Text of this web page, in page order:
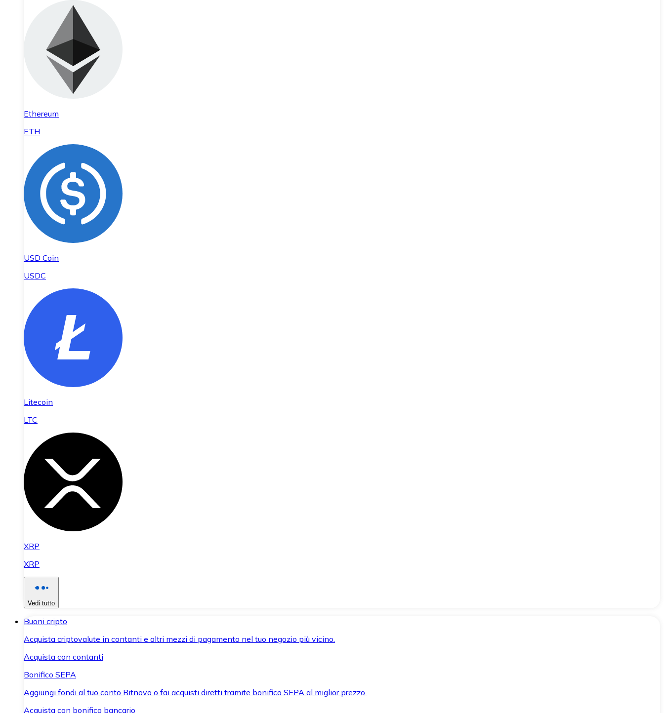
Ethereum
ETH
USD Coin
USDC
Litecoin
LTC
XRP
XRP
Vedi tutto
Buoni cripto
Acquista criptovalute in contanti e altri mezzi di pagamento nel tuo negozio più vicino.
Acquista con contanti
Bonifico SEPA
Aggiungi fondi al tuo conto Bitnovo o fai acquisti diretti tramite bonifico SEPA al miglior prezzo.
Acquista con bonifico bancario